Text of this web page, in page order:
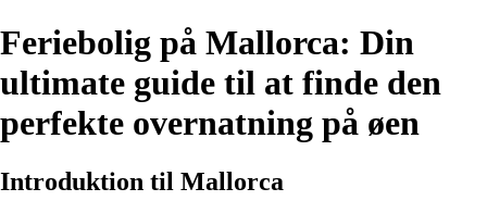
Feriebolig på Mallorca: Din
ultimate guide til at finde den
perfekte overnatning på øen
Introduktion til Mallorca